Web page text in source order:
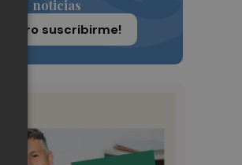
noticias
¡Quiero suscribirme!